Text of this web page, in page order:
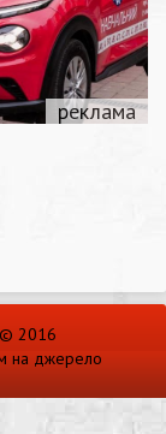
© 2016
на джерело